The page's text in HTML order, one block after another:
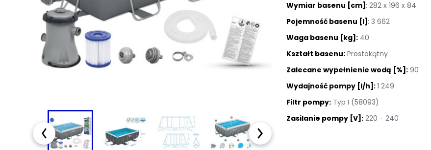
Sztuczna trawa
Taras wentylowany
Płyty na podjazd
Akcesoria ogrodowe
Meble ogrodowe
Baseny i Spa
Wymiar basenu [cm] : 282 x 196 x 84
Pojemność basenu [l] : 3 662
Waga basenu [kg]:40
Kształt basenu:Prostokątny
Zalecane wypełnienie wodą [%]:90
Wydajność pompy [l/h]:1 249
Filtr pompy:Typ I (58093)
Zasilanie pompy [V]:220 - 240